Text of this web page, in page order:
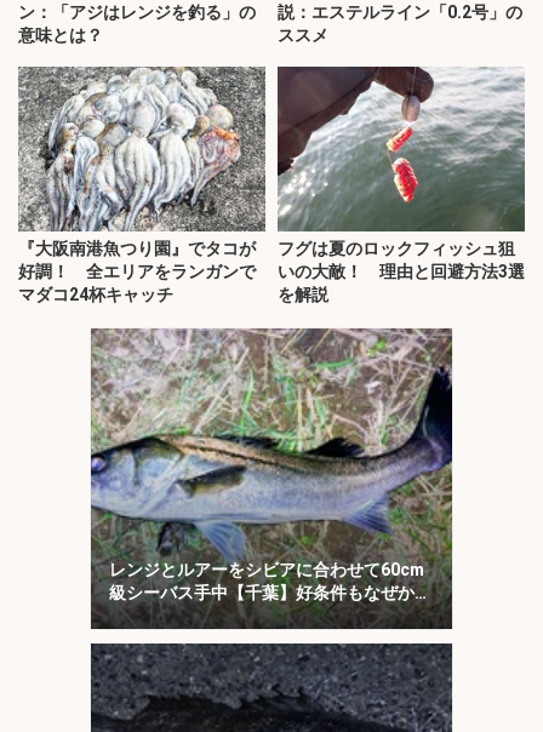
ン：「アジはレンジを釣る」の
意味とは？
説：エステルライン「0.2号」の
ススメ
『大阪南港魚つり園』でタコが
好調！ 全エリアをランガンで
マダコ24杯キャッチ
フグは夏のロックフィッシュ狙
いの大敵！ 理由と回避方法3選
を解説
レンジとルアーをシビアに合わせて60cm
級シーバス手中【千葉】好条件もなぜか苦
戦